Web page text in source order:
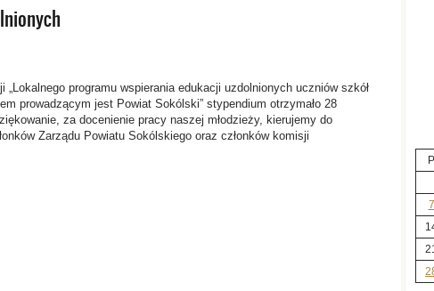
P
7
„Lokalnego programu wspierania edukacji uzdolnionych uczniów szkół
prowadzącym jest Powiat Sokólski” stypendium otrzymało 28
za docenienie pracy naszej młodzieży, kierujemy do
Zarządu Powiatu Sokólskiego oraz członków komisji